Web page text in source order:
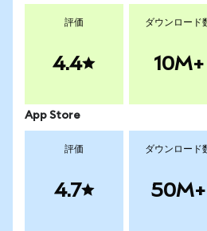
評価
4.4
ダウンロード
10M+
App Store
評価
4.7
ダウンロード
50M+